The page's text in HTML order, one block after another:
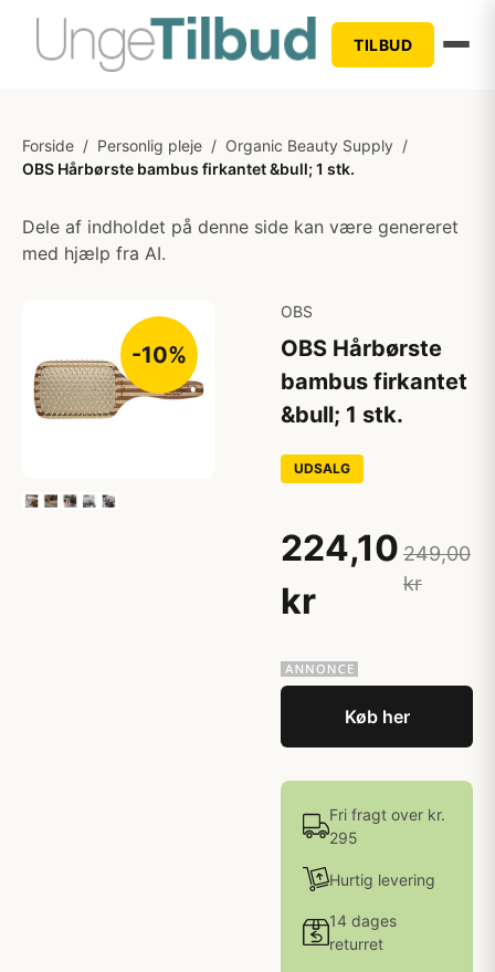
TILBUD
Forside / Personlig pleje / Organic Beauty Supply /
OBS Hårbørste bambus firkantet &bull; 1 stk.
Dele af indholdet på denne side kan være genereret
med hjælp fra AI.
-10%
OBS
OBS Hårbørste
bambus firkantet
&bull; 1 stk.
UDSALG
224,10
kr
249,00
kr
Køb her
Fri fragt over kr.
295
Hurtig levering
14 dages
returret